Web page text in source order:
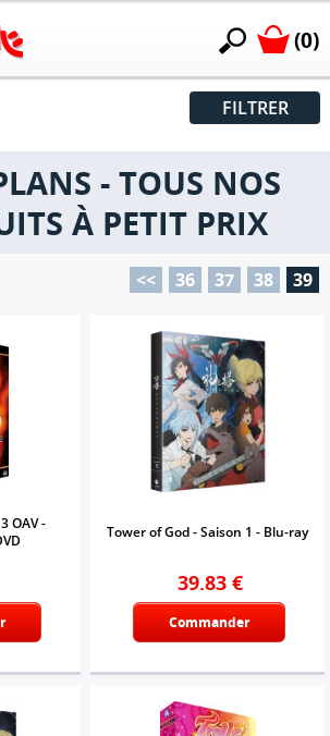
(0)
FILTRER
- TOUS NOS
À PETIT PRIX
<< 36 37 38 39
OAV -
Tower of God - Saison 1 - Blu-ray
39.83 €
Commander